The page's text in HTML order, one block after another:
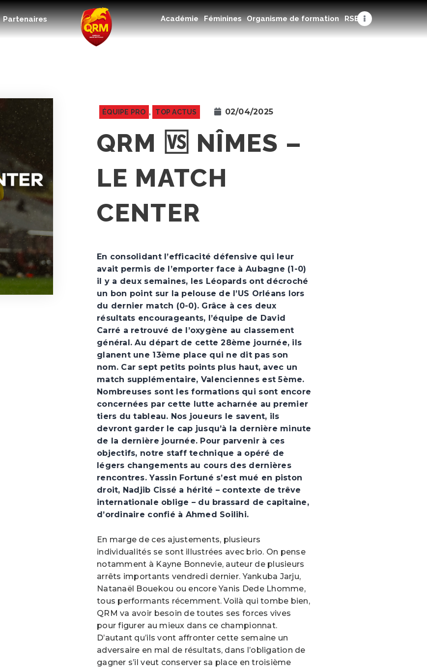
Partenaires Académie Féminines Organisme de formation RSE
Académie
Féminines
Organisme de formation
ÉQUIPE PRO , TOP ACTUS 02/04/2025
QRM 🆚 NÎMES –
LE MATCH
CENTER
En consolidant l’efficacité défensive qui leur
avait permis de l’emporter face à Aubagne (1-0)
il y a deux semaines, les Léopards ont décroché
un bon point sur la pelouse de l’US Orléans lors
du dernier match (0-0). Grâce à ces deux
résultats encourageants, l’équipe de David
Carré a retrouvé de l’oxygène au classement
général. Au départ de cette 28ème journée, ils
glanent une 13ème place qui ne dit pas son
nom. Car sept petits points plus haut, avec un
match supplémentaire, Valenciennes est 5ème.
Nombreuses sont les formations qui sont encore
concernées par cette lutte acharnée au premier
tiers du tableau. Nos joueurs le savent, ils
devront garder le cap jusqu’à la dernière minute
de la dernière journée. Pour parvenir à ces
objectifs, notre staff technique a opéré de
légers changements au cours des dernières
rencontres. Yassin Fortuné s’est mué en piston
droit, Nadjib Cissé a hérité – contexte de trêve
internationale oblige – du brassard de capitaine,
d’ordinaire confié à Ahmed Soilihi.
En marge de ces ajustements, plusieurs
individualités se sont illustrées avec brio. On pense
notamment à Kayne Bonnevie, auteur de plusieurs
arrêts importants vendredi dernier. Yankuba Jarju,
Natanaël Bouekou ou encore Yanis Dede Lhomme,
tous performants récemment. Voilà qui tombe bien,
QRM va avoir besoin de toutes ses forces vives
pour figurer au mieux dans ce championnat.
D’autant qu’ils vont affronter cette semaine un
adversaire en mal de résultats, dans l’obligation de
gagner s’il veut conserver sa place en troisième